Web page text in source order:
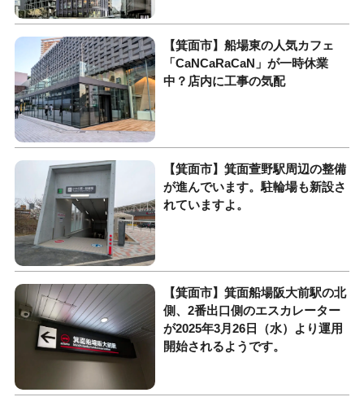
【箕面市】船場東の人気カフェ
「CaNCaRaCaN」が一時休業
中？店内に工事の気配
【箕面市】箕面萱野駅周辺の整備
が進んでいます。駐輪場も新設さ
れていますよ。
【箕面市】箕面船場阪大前駅の北
側、2番出口側のエスカレーター
が2025年3月26日（水）より運用
開始されるようです。